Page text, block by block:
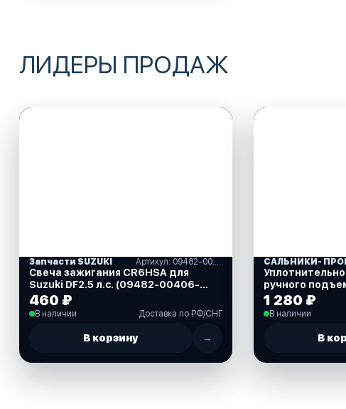
ЛИДЕРЫ ПРОДАЖ
Запчасти SUZUKI Артикул: 09482-00406-000
Свеча зажигания CR6HSA для
Suzuki DF2.5 л.с. (09482-00406-
000)
460 ₽
В наличии Доставка по РФ/СНГ
В корзину →
ручного
40 л.с.
1 280 ₽
В наличии
В